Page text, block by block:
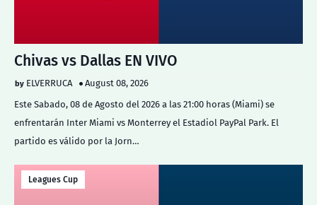
Chivas vs Dallas EN VIVO
ELVERRUCA
August 08, 2026
Este Sabado, 08 de Agosto del 2026 a las 21:00 horas (Miami) se
enfrentarán Inter Miami vs Monterrey el Estadiol PayPal Park. El
partido es válido por la Jorn…
Leagues Cup